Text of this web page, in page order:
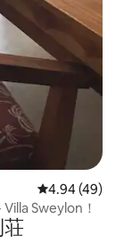
レビュー49
4.94 (49)
Sweylon！